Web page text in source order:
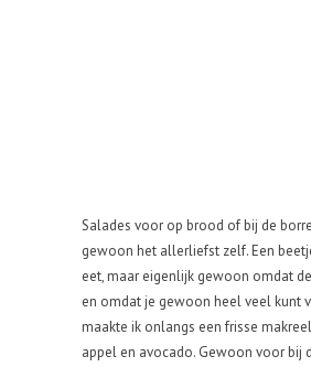
Salades voor op brood of bij de
gewoon het allerliefst zelf. Een
eet, maar eigenlijk gewoon omdat
en omdat je gewoon heel veel kunt
maakte ik onlangs een frisse
appel en avocado. Gewoon voor bij